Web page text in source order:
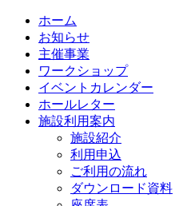
ホーム
お知らせ
主催事業
ワークショップ
イベントカレンダー
ホールレター
施設利用案内
施設紹介
利用申込
ご利用の流れ
ダウンロード資料